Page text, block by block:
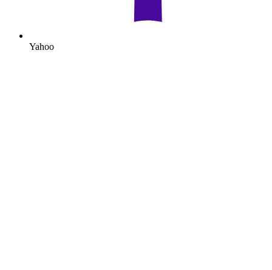
Yahoo